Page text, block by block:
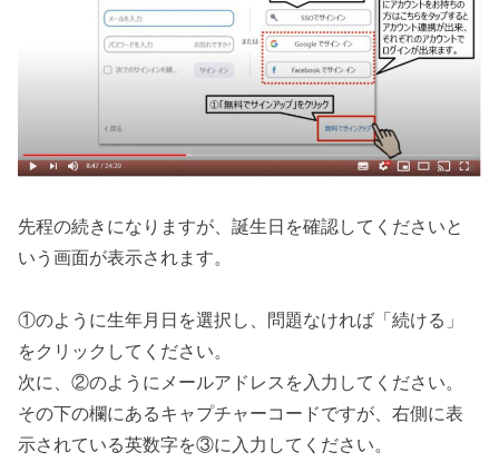
先程の続きになりますが、誕生日を確認してくださいと
いう画面が表示されます。
①のように生年月日を選択し、問題なければ「続ける」
をクリックしてください。
次に、②のようにメールアドレスを入力してください。
その下の欄にあるキャプチャーコードですが、右側に表
示されている英数字を③に入力してください。